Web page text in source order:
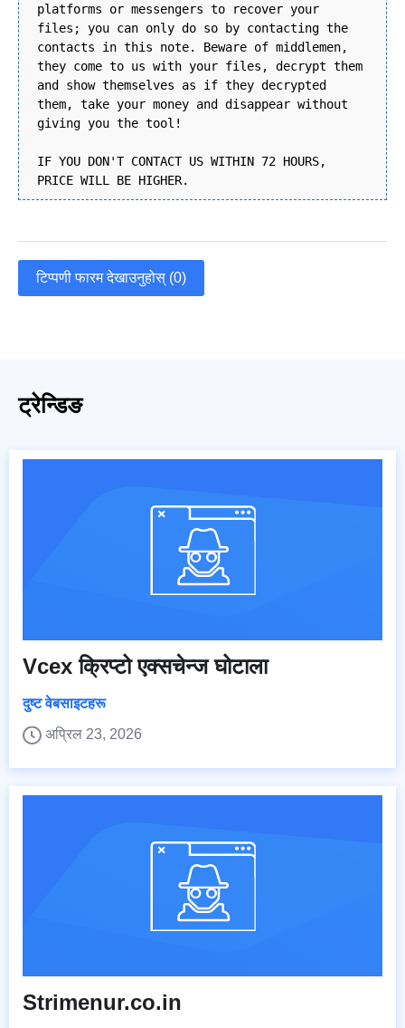
platforms or messengers to recover your
files; you can only do so by contacting the
contacts in this note. Beware of middlemen,
they come to us with your files, decrypt them
and show themselves as if they decrypted
them, take your money and disappear without
giving you the tool!
IF YOU DON'T CONTACT US WITHIN 72 HOURS,
PRICE WILL BE HIGHER.
टिप्पणी फारम देखाउनुहोस् (0)
ट्रेन्डिङ
Vcex क्रिप्टो एक्सचेन्ज घोटाला
दुष्ट वेबसाइटहरू
अप्रिल 23, 2026
Strimenur.co.in